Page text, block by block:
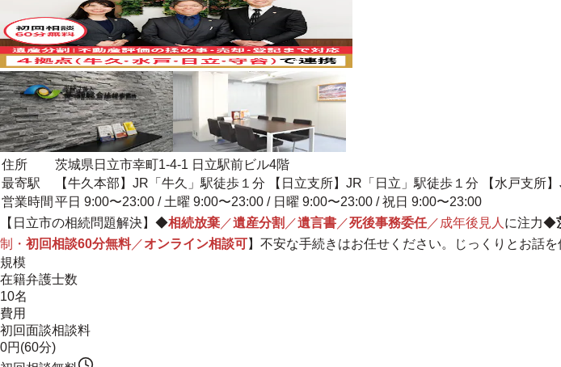
住所
茨城県日立市幸町1-4-1 日立駅前ビル4階
最寄駅
【牛久本部】JR「牛久」駅徒歩１分 【日立支所】JR「日立」駅徒歩１分 【水戸支所
営業時間 平日 9:00〜23:00 / 土曜 9:00〜23:00 / 日曜 9:00〜23:00 / 祝日 9:00〜23:00
【日立市の相続問題解決】 ◆相続放棄 ／遺産分割 ／遺言書 ／死後事務委任／成年後見人 に注力◆
制・ 初回相談60分無料／オンライン相談可】不安な手続きはお任せください。じっくりとお話
規模
在籍弁護士数
10名
費用
初回面談相談料
0円(60分)